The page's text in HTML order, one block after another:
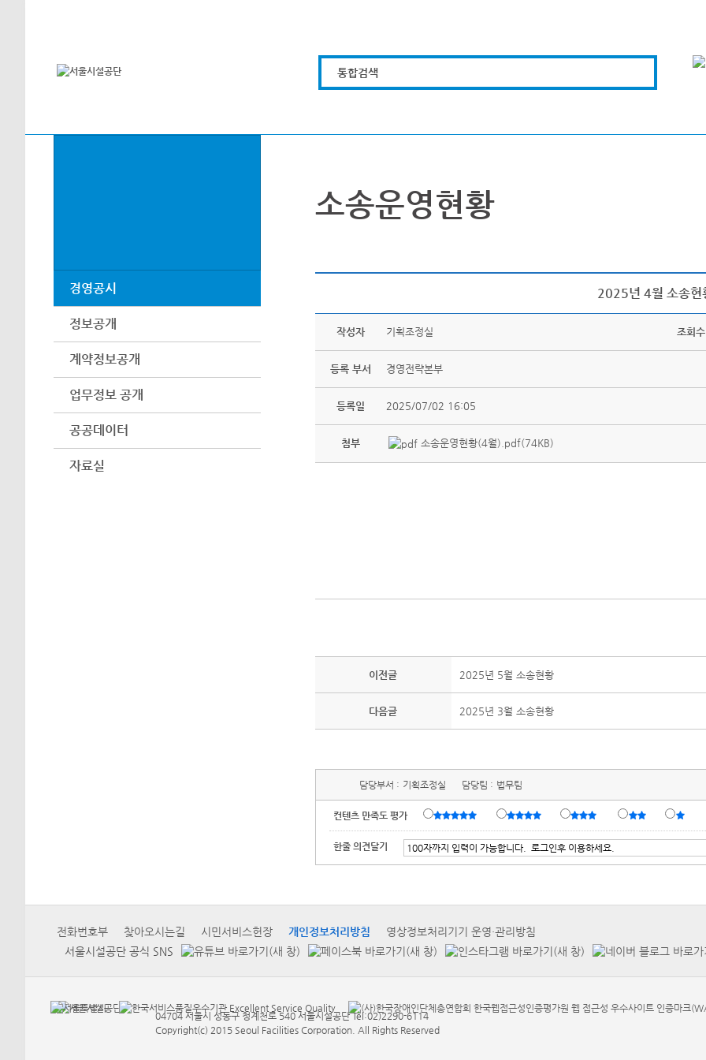
통합검색
경영공시
정보공개
계약정보공개
업무정보 공개
공공데이터
자료실
소송운영현황
2025년 4월 소송현
작성자 기획조정실 조회수
등록 부서 경영전략본부
등록일 2025/07/02 16:05
첨부 소송운영현황(4월).pdf(74KB)
이전글 2025년 5월 소송현황
다음글 2025년 3월 소송현황
담당부서 : 기획조정실 담당팀 : 법무팀
컨텐츠 만족도 평가
한줄 의견달기
전화번호부 찾아오시는길 시민서비스헌장 개인정보처리방침
영상정보처리기기 운영·관리방침
서울시설공단 공식 SNS
04704 서울시 성동구 청계천로 540 서울시설공단 Tel:02)2290-6114
Copyright(c) 2015 Seoul Facilities Corporation. All Rights Reserved